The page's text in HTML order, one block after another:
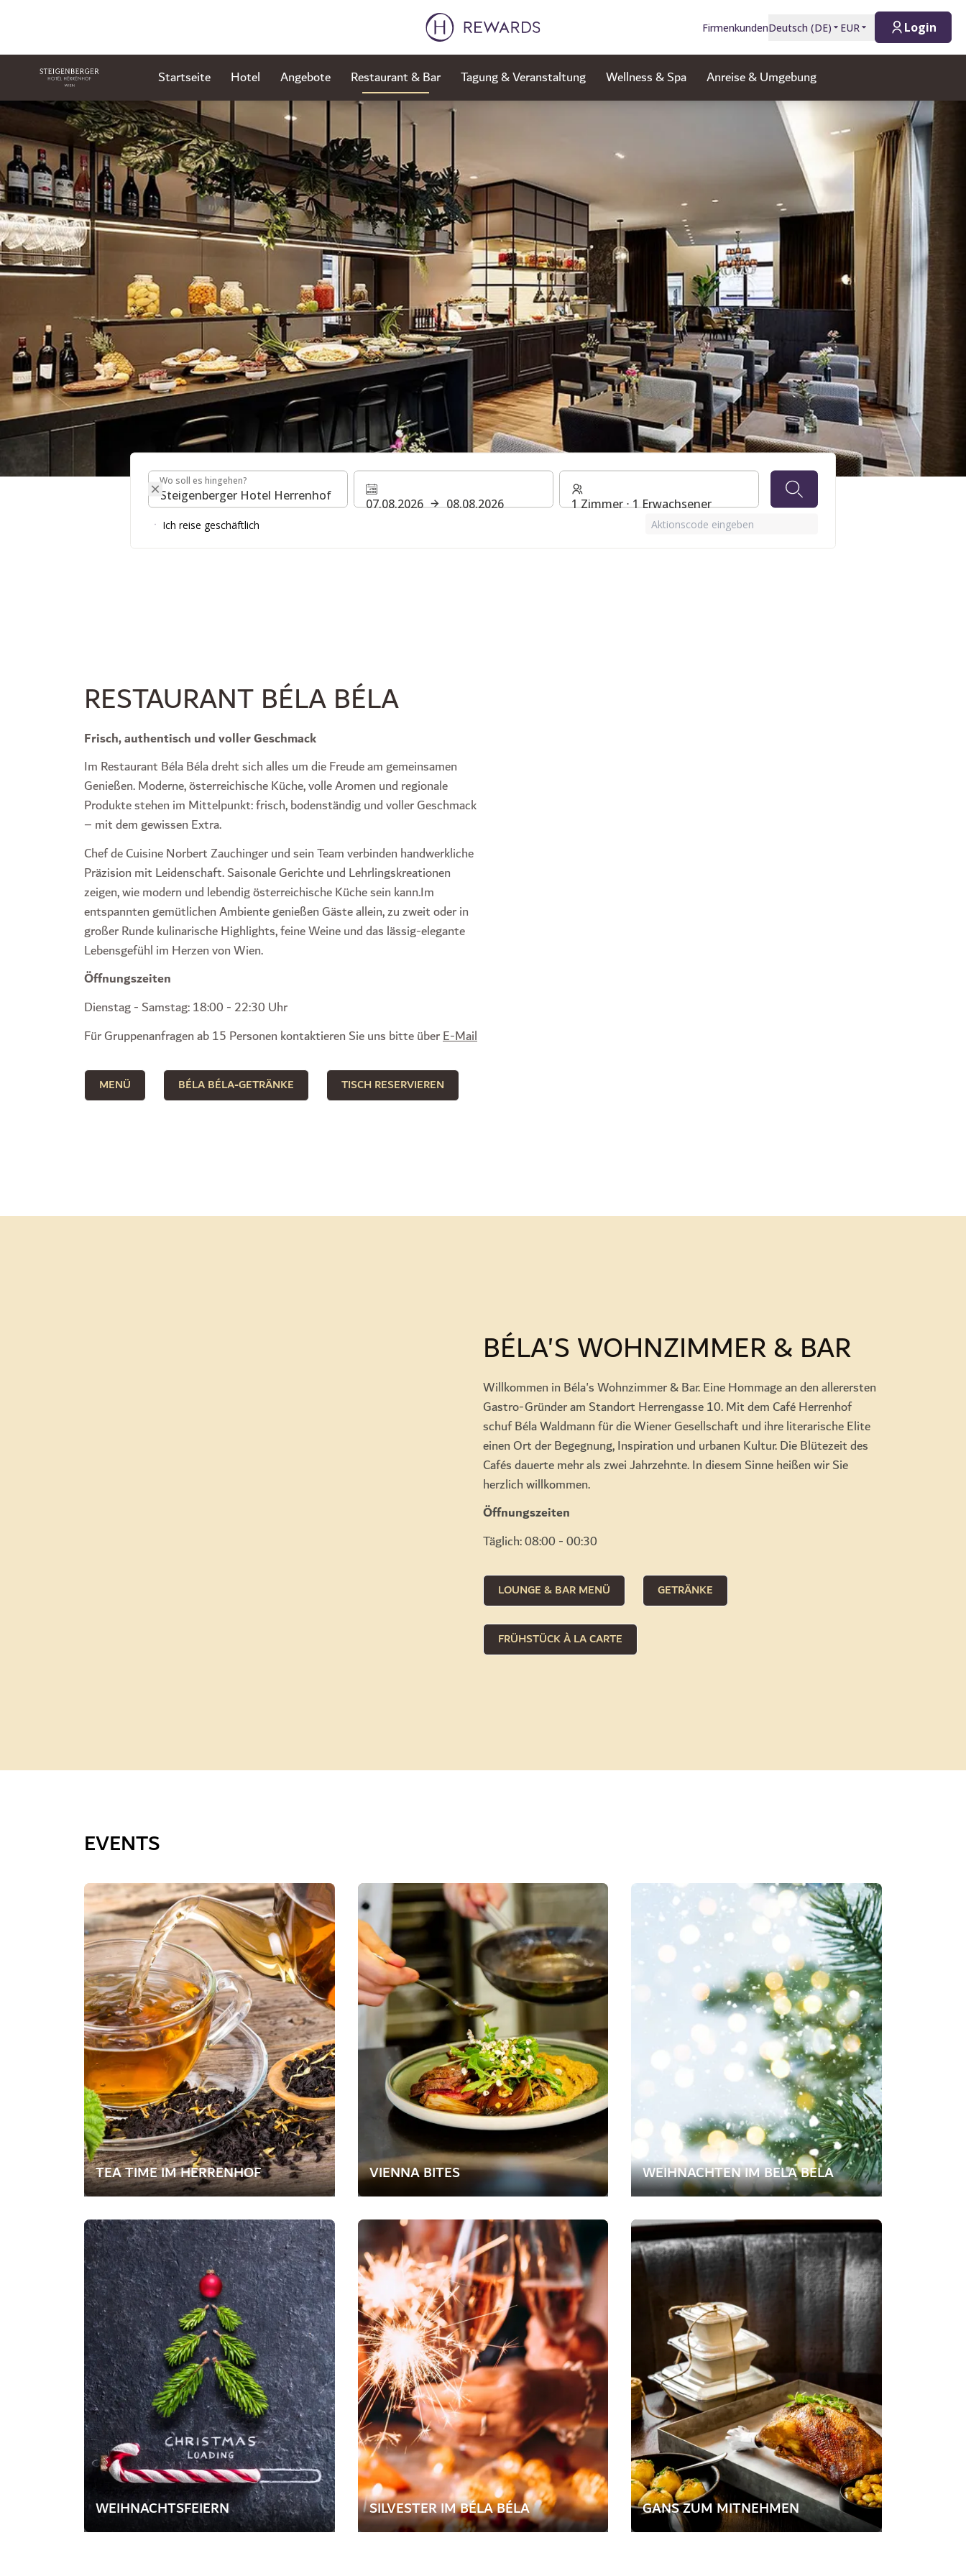
FirmenkundenDeutsch (DE) EUR Login
Startseite Hotel Angebote Restaurant & Bar Tagung & Veranstaltung Wellness & Spa Anreise & Umgebung
Dia 1 von 1
RESTAURANTS & BARS IM STEIGENBERGER HOTEL
HERRENHOF
Wo soll es hingehen?
Wo soll es hingehen?
07.08.2026 08.08.2026 1 Zimmer ⋅ 1 Erwachsener
Ich reise geschäftlich Aktionscode eingeben
RESTAURANT BÉLA BÉLA
Frisch, authentisch und voller Geschmack
Im Restaurant Béla Béla dreht sich alles um die Freude am gemeinsamen
Genießen. Moderne, österreichische Küche, volle Aromen und regionale
Produkte stehen im Mittelpunkt: frisch, bodenständig und voller Geschmack
– mit dem gewissen Extra.
Chef de Cuisine Norbert Zauchinger und sein Team verbinden handwerkliche
Präzision mit Leidenschaft. Saisonale Gerichte und Lehrlingskreationen
zeigen, wie modern und lebendig österreichische Küche sein kann.Im
entspannten gemütlichen Ambiente genießen Gäste allein, zu zweit oder in
großer Runde kulinarische Highlights, feine Weine und das lässig-elegante
Lebensgefühl im Herzen von Wien.
Öffnungszeiten
Dienstag - Samstag: 18:00 - 22:30 Uhr
Für Gruppenanfragen ab 15 Personen kontaktieren Sie uns bitte überE-Mail
MENÜ BÉLA BÉLA-GETRÄNKE TISCH RESERVIEREN
BÉLA'S WOHNZIMMER & BAR
Willkommen in Béla's Wohnzimmer & Bar. Eine Hommage an den allerersten
Gastro-Gründer am Standort Herrengasse 10. Mit dem Café Herrenhof
schuf Béla Waldmann für die Wiener Gesellschaft und ihre literarische Elite
einen Ort der Begegnung, Inspiration und urbanen Kultur. Die Blütezeit des
Cafés dauerte mehr als zwei Jahrzehnte. In diesem Sinne heißen wir Sie
herzlich willkommen.
Öffnungszeiten
Täglich: 08:00 - 00:30
LOUNGE & BAR MENÜ GETRÄNKE
FRÜHSTÜCK À LA CARTE
EVENTS
TEA TIME IM HERRENHOF VIENNA BITES WEIHNACHTEN IM BELA BELA
WEIHNACHTSFEIERN SILVESTER IM BÉLA BÉLA GANS ZUM MITNEHMEN